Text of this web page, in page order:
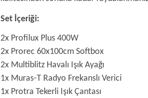
Set İçeriği:
2x Profilux Plus 400W
2x Prorec 60x100cm Softbox
2x Multiblitz Havalı Işık Ayağı
1x Muras-T Radyo Frekanslı Verici
1x Protra Tekerli Işık Çantası